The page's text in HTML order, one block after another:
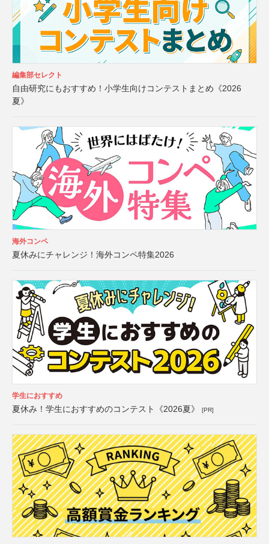
編集部セレクト
自由研究にもおすすめ！小学生向けコンテストまとめ《2026
夏》
海外コンペ
夏休みにチャレンジ！海外コンペ特集2026
学生におすすめ
夏休み！学生におすすめのコンテスト《2026夏》 [PR]